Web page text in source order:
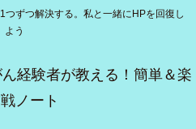
つずつ解決する。私と一緒にHPを回復し
よう
経験者が教える！簡単＆楽
ノート